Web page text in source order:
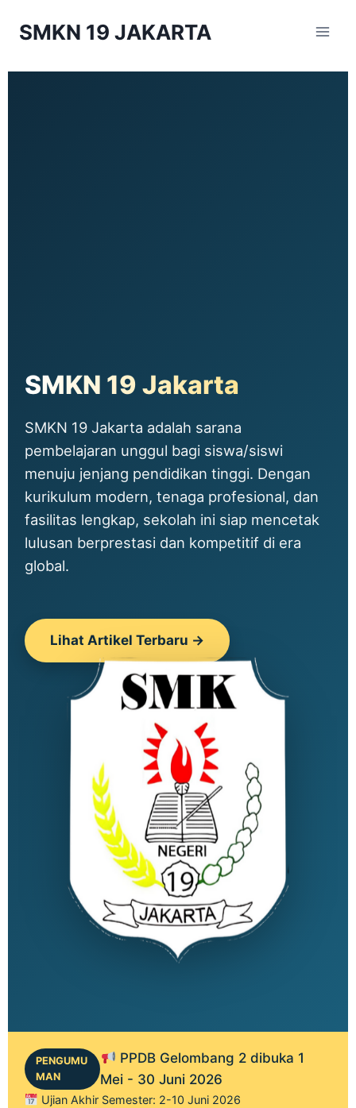
SMKN 19 JAKARTA
SMKN 19 Jakarta
SMKN 19 Jakarta adalah sarana
pembelajaran unggul bagi siswa/siswi
menuju jenjang pendidikan tinggi. Dengan
kurikulum modern, tenaga profesional, dan
fasilitas lengkap, sekolah ini siap mencetak
lulusan berprestasi dan kompetitif di era
global.
Lihat Artikel Terbaru →
PENGUMU
MAN
PPDB Gelombang 2 dibuka 1
Mei - 30 Juni 2026
Ujian Akhir Semester: 2-10 Juni 2026